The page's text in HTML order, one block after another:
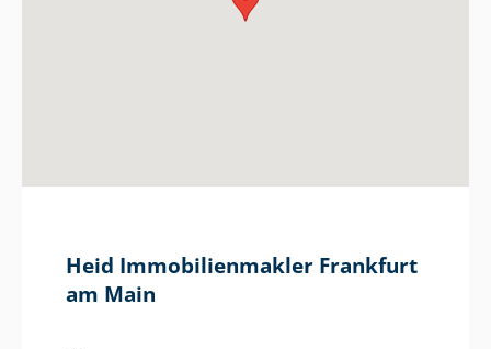
Heid Im­mo­bi­li­en­mak­ler Frankfurt
am Main